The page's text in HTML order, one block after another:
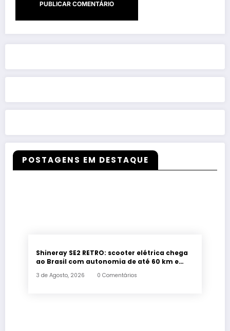
POSTAGENS EM DESTAQUE
Shineray SE2 RETRO: scooter elétrica chega
ao Brasil com autonomia de até 60 km e
3 de Agosto, 2026 0 Comentários